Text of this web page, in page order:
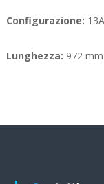
Configurazione:
Lunghezza: 972 mm